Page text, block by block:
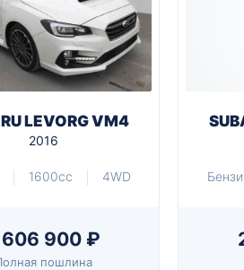
LEVORG VM4
2016
1600cc 4WD
606 900 ₽
пошлина